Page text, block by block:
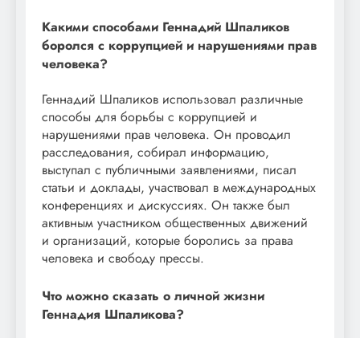
Какими способами Геннадий Шпаликов
боролся с коррупцией и нарушениями прав
человека?
Геннадий Шпаликов использовал различные
способы для борьбы с коррупцией и
нарушениями прав человека. Он проводил
расследования, собирал информацию,
выступал с публичными заявлениями, писал
статьи и доклады, участвовал в международных
конференциях и дискуссиях. Он также был
активным участником общественных движений
и организаций, которые боролись за права
человека и свободу прессы.
Что можно сказать о личной жизни
Геннадия Шпаликова?